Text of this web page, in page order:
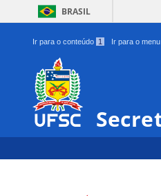
BRASIL
Ir para o conteúdo 1 Ir para o menu